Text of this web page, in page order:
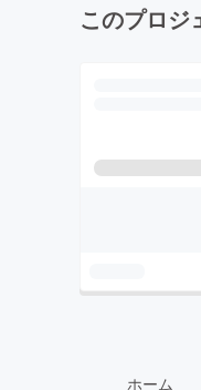
このプロジ
ホーム